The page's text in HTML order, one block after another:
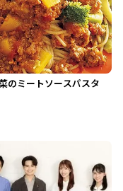
のミートソースパスタ